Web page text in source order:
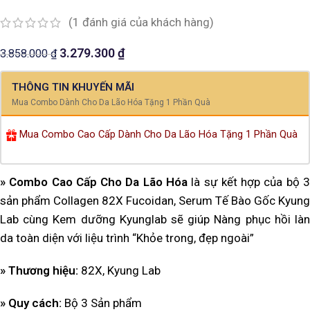
(1 đánh giá của khách hàng)
3.858.000₫ 3.279.300₫
THÔNG TIN KHUYẾN MÃI
Mua Combo Dành Cho Da Lão Hóa Tặng 1 Phần Quà
Mua Combo Cao Cấp Dành Cho Da Lão Hóa Tặng 1 Phần Quà
» Combo Cao Cấp Cho Da Lão Hóa là sự kết hợp của bộ 3
sản phẩm Collagen 82X Fucoidan, Serum Tế Bào Gốc Kyung
Lab cùng Kem dưỡng Kyunglab sẽ giúp Nàng phục hồi làn
da toàn diện với liệu trình “Khỏe trong, đẹp ngoài”
» Thương hiệu: 82X, Kyung Lab
» Quy cách: Bộ 3 Sản phẩm